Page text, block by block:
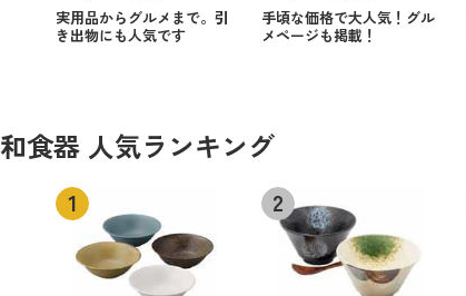
実用品からグルメまで。引
き出物にも人気です
手頃な価格で大人気！グル
メページも掲載！
和食器 人気ランキング